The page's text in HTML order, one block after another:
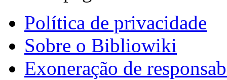
Política de privacidade
Sobre o Bibliowiki
Exoneração de